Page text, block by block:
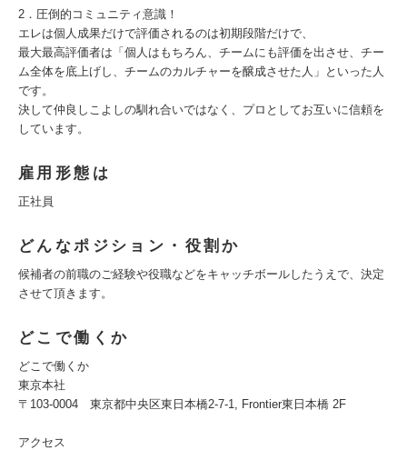
2．圧倒的コミュニティ意識！
エレは個人成果だけで評価されるのは初期段階だけで、
最大最高評価者は「個人はもちろん、チームにも評価を出させ、チー
ム全体を底上げし、チームのカルチャーを醸成させた人」といった人
です。
決して仲良しこよしの馴れ合いではなく、プロとしてお互いに信頼を
しています。
雇用形態は
正社員
どんなポジション・役割か
候補者の前職のご経験や役職などをキャッチボールしたうえで、決定
させて頂きます。
どこで働くか
どこで働くか
東京本社
〒103-0004 東京都中央区東日本橋2-7-1, Frontier東日本橋 2F
アクセス